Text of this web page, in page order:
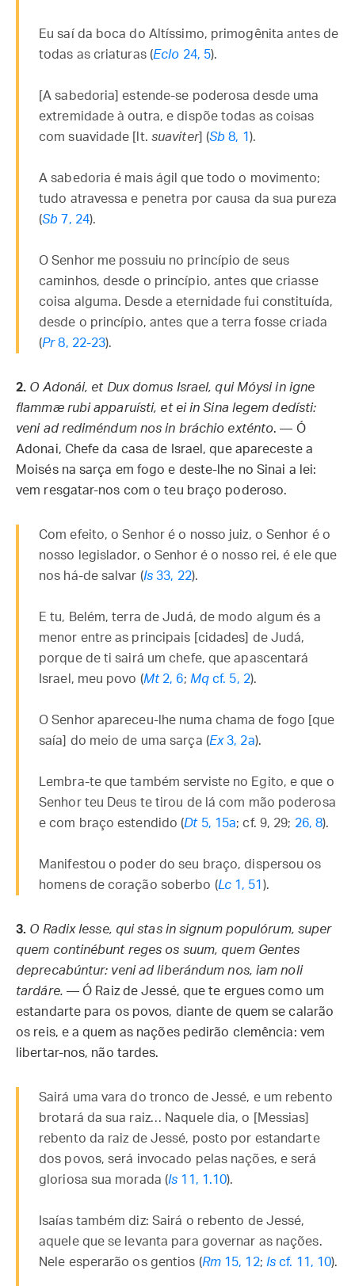
Eu saí da boca do Altíssimo, primogênita antes de
todas as criaturas (Eclo 24, 5).
[A sabedoria] estende-se poderosa desde uma
extremidade à outra, e dispõe todas as coisas
com suavidade [lt. suaviter] (Sb 8, 1 ).
A sabedoria é mais ágil que todo o movimento;
tudo atravessa e penetra por causa da sua pureza
(Sb 7, 24).
O Senhor me possuiu no princípio de seus
caminhos, desde o princípio, antes que criasse
coisa alguma. Desde a eternidade fui constituída,
desde o princípio, antes que a terra fosse criada
(Pr8, 22-23).
2. O Adonái, et Dux domus Israel, qui Móysi in igne
flammæ rubi apparuísti, et ei in Sina legem dedísti:
veni ad rediméndum nos in bráchio exténto. — Ó
Adonai, Chefe da casa de Israel, que apareceste a
Moisés na sarça em fogo e deste-lhe no Sinai a lei:
vem resgatar-nos com o teu braço poderoso.
Com efeito, o Senhor é o nosso juiz, o Senhor é o
nosso legislador, o Senhor é o nosso rei, é ele que
nos há-de salvar (Is 33, 22).
E tu, Belém, terra de Judá, de modo algum és a
menor entre as principais [cidades] de Judá,
porque de ti sairá um chefe, que apascentará
Israel, meu povo (Mt2, 6; Mqcf. 5, 2).
O Senhor apareceu-lhe numa chama de fogo [que
saía] do meio de uma sarça (Ex3, 2a).
Lembra-te que também serviste no Egito, e que o
Senhor teu Deus te tirou de lá com mão poderosa
e com braço estendido (Dt5, 15a; cf. 9, 29; 26, 8).
Manifestou o poder do seu braço, dispersou os
homens de coração soberbo (Lc1, 51 ).
3. O Radix Iesse, qui stas in signum populórum, super
quem continébunt reges os suum, quem Gentes
deprecabúntur: veni ad liberándum nos, iam noli
tardáre. — Ó Raiz de Jessé, que te ergues como um
estandarte para os povos, diante de quem se calarão
os reis, e a quem as nações pedirão clemência: vem
libertar-nos, não tardes.
Sairá uma vara do tronco de Jessé, e um rebento
brotará da sua raiz… Naquele dia, o [Messias]
rebento da raiz de Jessé, posto por estandarte
dos povos, será invocado pelas nações, e será
gloriosa sua morada (Is 11, 1.10).
Isaías também diz: Sairá o rebento de Jessé,
aquele que se levanta para governar as nações.
Nele esperarão os gentios (Rm15, 12; Is cf. 11, 10).